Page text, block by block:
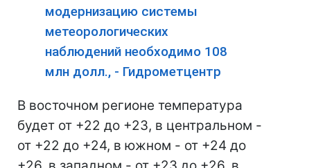
модернизацию системы
метеорологических
наблюдений необходимо 108
млн долл., - Гидрометцентр
В восточном регионе температура
будет от +22 до +23, в центральном -
от +22 до +24, в южном - от +24 до